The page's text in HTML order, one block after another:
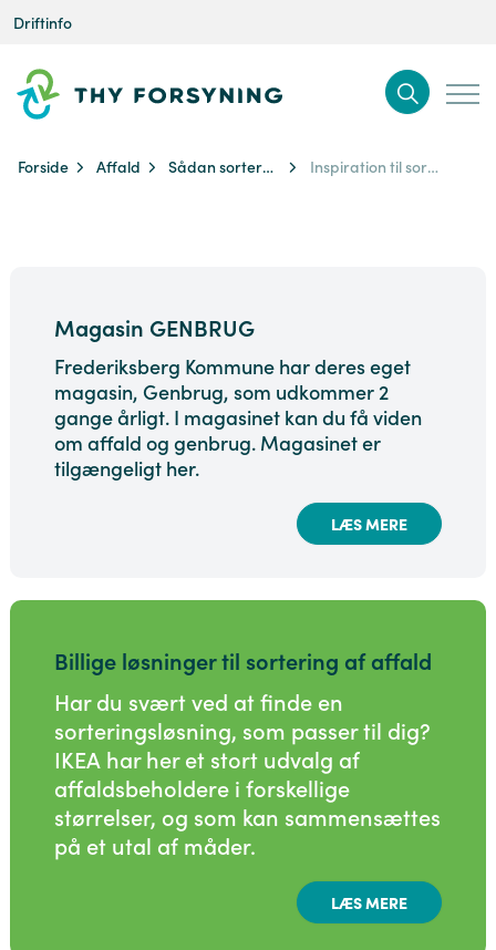
Driftinfo
Forside Affald Sådan sorterer du Inspiration til sortering
Magasin GENBRUG
Frederiksberg Kommune har deres eget
magasin, Genbrug, som udkommer 2
gange årligt. I magasinet kan du få viden
om affald og genbrug. Magasinet er
tilgængeligt her.
LÆS MERE
Billige løsninger til sortering af affald
Har du svært ved at finde en
sorteringsløsning, som passer til dig?
IKEA har her et stort udvalg af
affaldsbeholdere i forskellige
størrelser, og som kan sammensættes
på et utal af måder.
LÆS MERE